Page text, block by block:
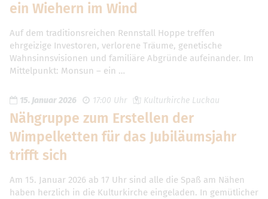
ein Wiehern im Wind
Auf dem traditionsreichen Rennstall Hoppe treffen
ehrgeizige Investoren, verlorene Träume, genetische
Wahnsinnsvisionen und familiäre Abgründe aufeinander. Im
Mittelpunkt: Monsun – ein …
15. Januar 2026 17:00 Uhr Kulturkirche Luckau
Nähgruppe zum Erstellen der
Wimpelketten für das Jubiläumsjahr
trifft sich
Am 15. Januar 2026 ab 17 Uhr sind alle die Spaß am Nähen
haben herzlich in die Kulturkirche eingeladen. In gemütlicher